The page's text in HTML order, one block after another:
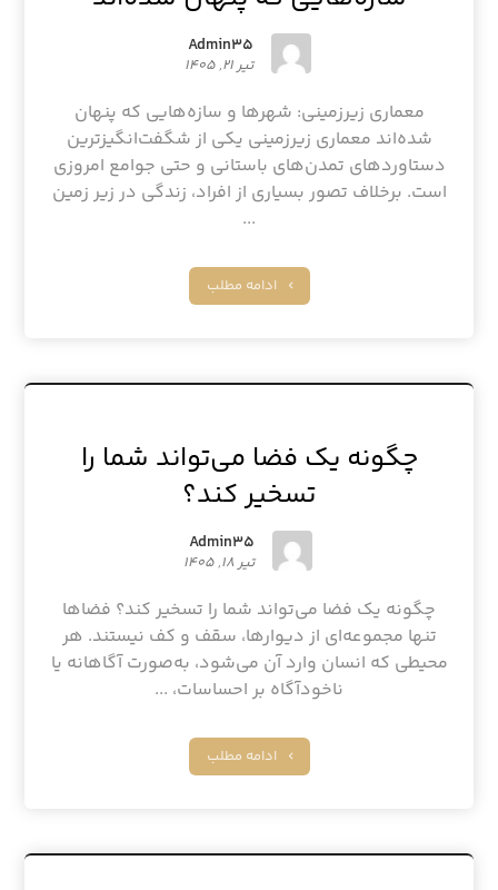
Admin۳۵
تیر ۲۱, ۱۴۰۵
معماری زیرزمینی: شهرها و سازه‌هایی که پنهان
شده‌اند معماری زیرزمینی یکی از شگفت‌انگیزترین
دستاوردهای تمدن‌های باستانی و حتی جوامع امروزی
است. برخلاف تصور بسیاری از افراد، زندگی در زیر زمین
...
ادامه مطلب
چگونه یک فضا می‌تواند شما را
تسخیر کند؟
Admin۳۵
تیر ۱۸, ۱۴۰۵
چگونه یک فضا می‌تواند شما را تسخیر کند؟ فضاها
تنها مجموعه‌ای از دیوارها، سقف و کف نیستند. هر
محیطی که انسان وارد آن می‌شود، به‌صورت آگاهانه یا
ناخودآگاه بر احساسات، ...
ادامه مطلب